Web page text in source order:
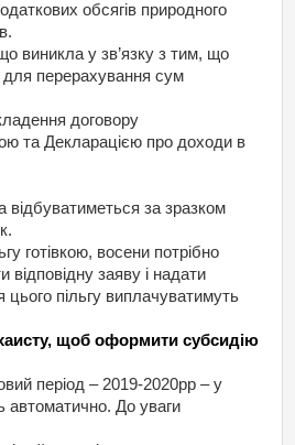
обсягів природного
виникла у зв’язку з тим, що
перерахування сум
договору
та Декларацією про доходи в
відбуватиметься за зразком
готівкою, восени потрібно
заяву і надати
цього пільгу виплачуватимуть
щоб оформити субсидію
період – 2019-2020рр – у
автоматично. До уваги